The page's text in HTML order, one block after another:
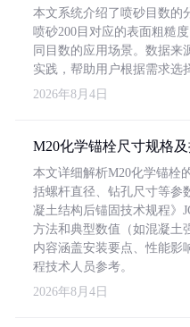
本文系统介绍了喷砂目数的
喷砂200目对应的表面粗糙
同目数的应用场景。数据来
实践，帮助用户根据需求选
2026年8月4日
M20化学锚栓尺寸规格
本文详细解析M20化学锚栓
括螺杆直径、钻孔尺寸等参
凝土结构后锚固技术规程》
方法和典型数值（如混凝土
内容涵盖安装要点、性能影
程技术人员参考。
2026年8月4日